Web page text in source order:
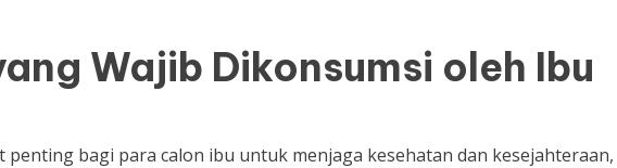
Wajib Dikonsumsi oleh Ibu
penting bagi para calon ibu untuk menjaga kesehatan dan